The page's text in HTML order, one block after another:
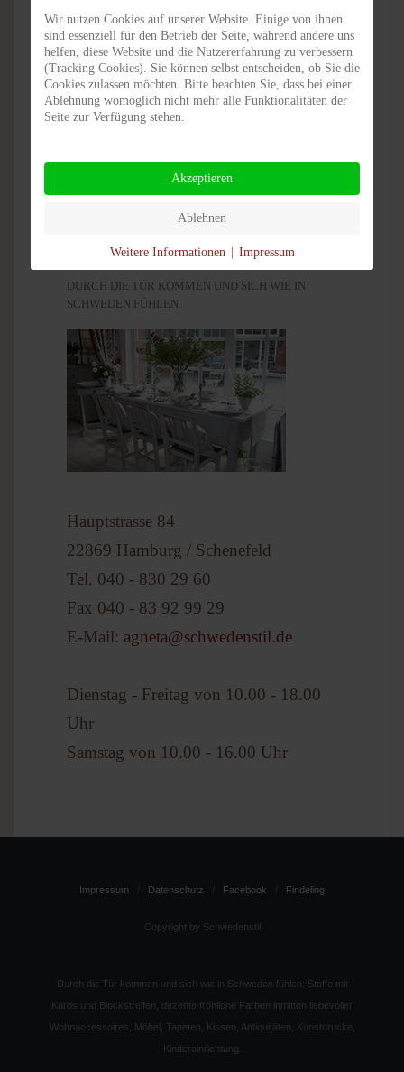
ÖFFNUNGSZEITEN
DURCH DIE TÜR KOMMEN UND SICH WIE IN
SCHWEDEN FÜHLEN.
Hauptstrasse 84
22869 Hamburg / Schenefeld
Tel. 040 - 830 29 60
Fax 040 - 83 92 99 29
E-Mail: agneta@schwedenstil.de
Dienstag - Freitag von 10.00 - 18.00
Uhr
Samstag von 10.00 - 16.00 Uhr
Impressum Datenschutz Facebook Findeling
Copyright by Schwedenstil
Durch die Tür kommen und sich wie in Schweden fühlen: Stoffe mit
Karos und Blockstreifen, dezente fröhliche Farben inmitten liebevoller
Wohnaccessoires, Möbel, Tapeten, Kissen, Antiquitäten, Kunstdrucke,
Kindereinrichtung.
Wir nutzen Cookies auf unserer Website. Einige von ihnen
sind essenziell für den Betrieb der Seite, während andere uns
helfen, diese Website und die Nutzererfahrung zu verbessern
(Tracking Cookies). Sie können selbst entscheiden, ob Sie die
Cookies zulassen möchten. Bitte beachten Sie, dass bei einer
Ablehnung womöglich nicht mehr alle Funktionalitäten der
Seite zur Verfügung stehen.
Akzeptieren
Ablehnen
Weitere Informationen | Impressum